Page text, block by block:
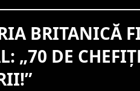
BRITANICĂ
„70 DE